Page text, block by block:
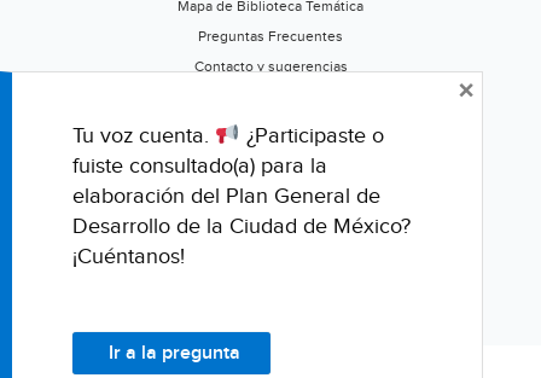
Mapa de Biblioteca Temática
Preguntas Frecuentes
Contacto y sugerencias
Califica este portal
Tu voz cuenta.
¿Participaste o
fuiste consultado(a) para la
elaboración del Plan General de
Desarrollo de la Ciudad de México?
¡Cuéntanos!
Ir a la pregunta
×